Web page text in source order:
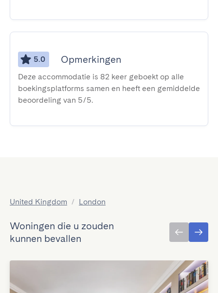
5.0 Opmerkingen
Deze accommodatie is 82 keer geboekt op alle
boekingsplatforms samen en heeft een gemiddelde
beoordeling van 5/5.
United Kingdom / London
Woningen die u zouden
kunnen bevallen